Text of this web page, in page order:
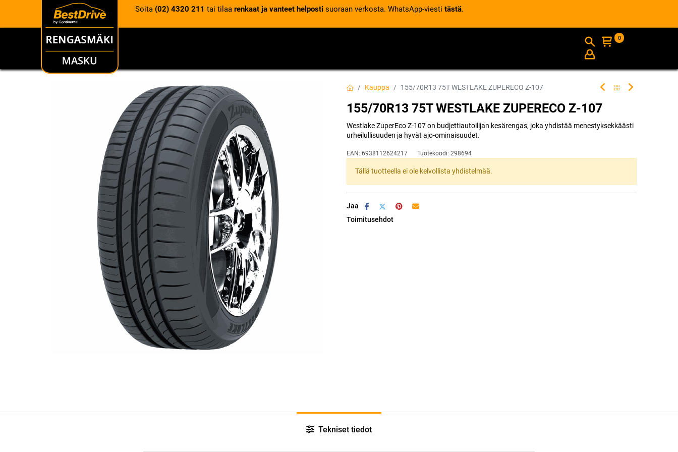
Soita (02) 4320 211 tai tilaa renkaat ja vanteet helposti suoraan verkosta. WhatsApp-viesti tästä.
RENKAAT INFO
0
Kauppa 155/70R13 75T WESTLAKE ZUPERECO Z-107
155/70R13 75T WESTLAKE ZUPERECO Z-107
Westlake ZuperEco Z-107 on budjettiautoilijan kesärengas, joka yhdistää menestyksekkäästi
urheilullisuuden ja hyvät ajo-ominaisuudet.
EAN: 6938112624217 Tuotekoodi: 298694
Tällä tuotteella ei ole kelvollista yhdistelmää.
Jaa
Toimitusehdot
Tekniset tiedot